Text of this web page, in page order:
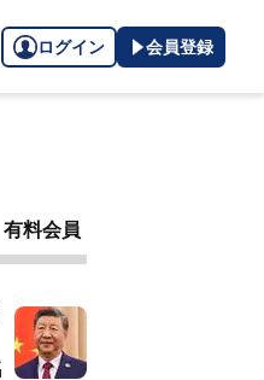
ログイン 会員登録
有料会員